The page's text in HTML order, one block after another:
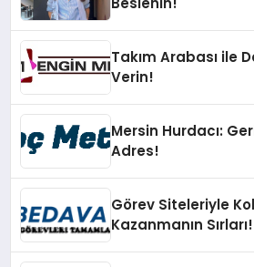
Takım Arabası ile
Verin!
Mersin Hurdacı:
Adres!
Görev Siteleriyle
Kazanmanın Sırları!